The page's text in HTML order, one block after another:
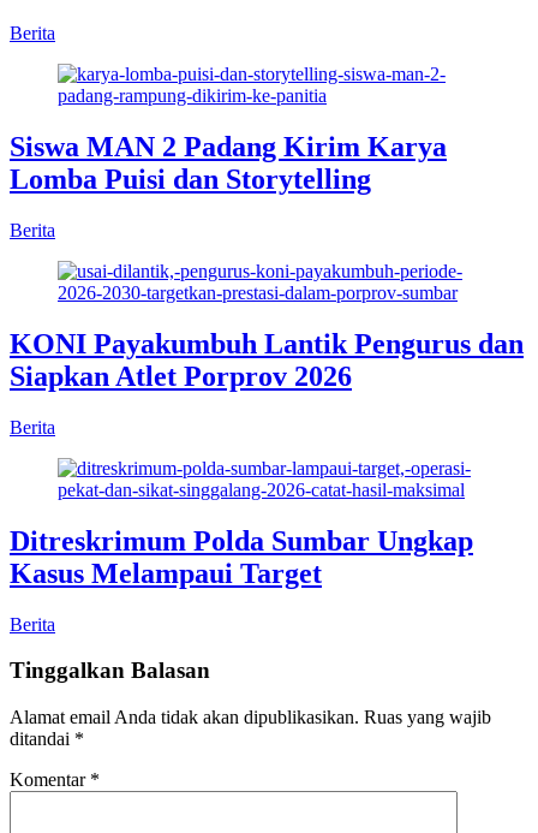
Berita
Siswa MAN 2 Padang Kirim Karya
Lomba Puisi dan Storytelling
Berita
KONI Payakumbuh Lantik Pengurus dan
Siapkan Atlet Porprov 2026
Berita
Ditreskrimum Polda Sumbar Ungkap
Kasus Melampaui Target
Berita
Tinggalkan Balasan
Alamat email Anda tidak akan dipublikasikan. Ruas yang wajib
ditandai *
Komentar *